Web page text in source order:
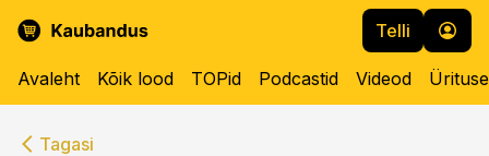
Telli
Avaleht Kõik lood TOPid Podcastid Videod
Tagasi